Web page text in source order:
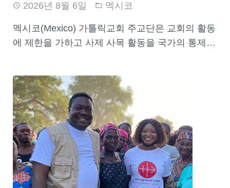
2026년 8월 6일 멕시코
멕시코(Mexico) 가톨릭교회 주교단은 교회의 활동
에 제한을 가하고 사제 사목 활동을 국가의 통제…